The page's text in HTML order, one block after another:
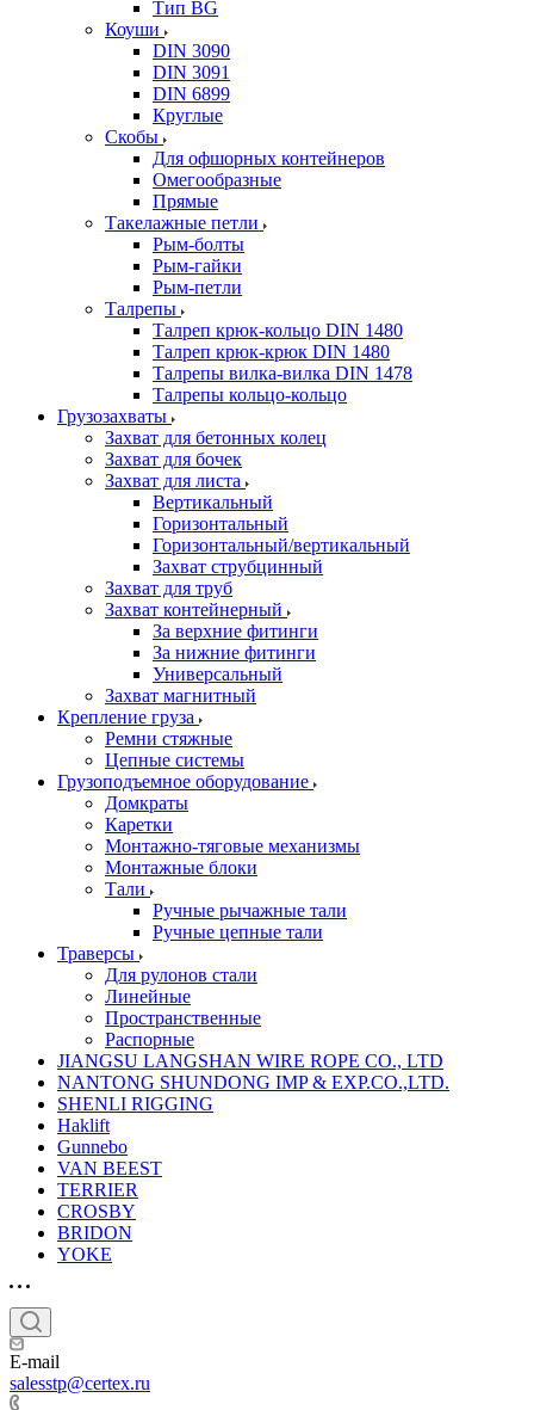
Тип BG
Коуши
DIN 3090
DIN 3091
DIN 6899
Круглые
Скобы
Для офшорных контейнеров
Омегообразные
Прямые
Такелажные петли
Рым-болты
Рым-гайки
Рым-петли
Талрепы
Талреп крюк-кольцо DIN 1480
Талреп крюк-крюк DIN 1480
Талрепы вилка-вилка DIN 1478
Талрепы кольцо-кольцо
Грузозахваты
Захват для бетонных колец
Захват для бочек
Захват для листа
Вертикальный
Горизонтальный
Горизонтальный/вертикальный
Захват струбцинный
Захват для труб
Захват контейнерный
За верхние фитинги
За нижние фитинги
Универсальный
Захват магнитный
Крепление груза
Ремни стяжные
Цепные системы
Грузоподъемное оборудование
Домкраты
Каретки
Монтажно-тяговые механизмы
Монтажные блоки
Тали
Ручные рычажные тали
Ручные цепные тали
Траверсы
Для рулонов стали
Линейные
Пространственные
Распорные
JIANGSU LANGSHAN WIRE ROPE CO., LTD
NANTONG SHUNDONG IMP & EXP.CO.,LTD.
SHENLI RIGGING
Haklift
Gunnebo
VAN BEEST
TERRIER
CROSBY
BRIDON
YOKE
E-mail
salesstp@certex.ru